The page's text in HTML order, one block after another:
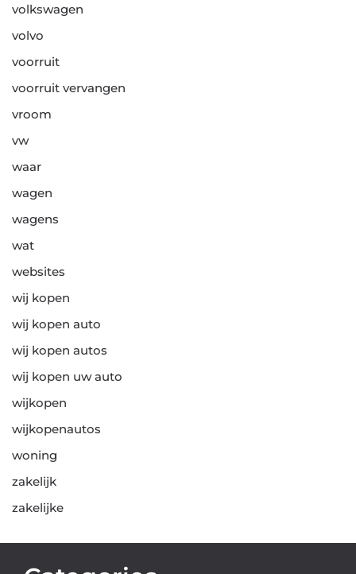
volkswagen
volvo
voorruit
voorruit vervangen
vroom
vw
waar
wagen
wagens
wat
websites
wij kopen
wij kopen auto
wij kopen autos
wij kopen uw auto
wijkopen
wijkopenautos
woning
zakelijk
zakelijke